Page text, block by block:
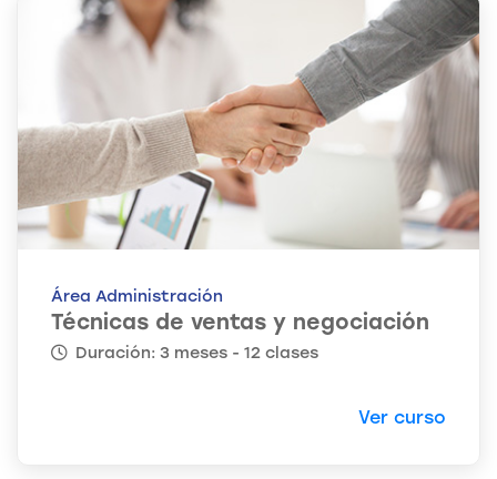
Área Administración
Técnicas de ventas y negociación
Duración: 3 meses - 12 clases
Ver curso